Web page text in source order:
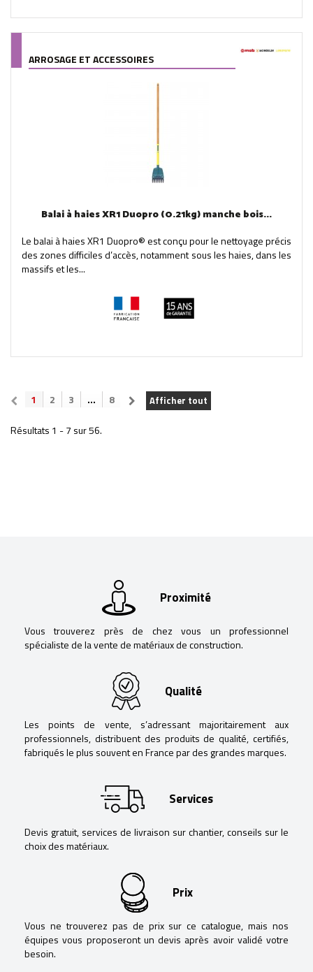
ARROSAGE ET ACCESSOIRES
Balai à haies XR1 Duopro (0.21kg) manche bois...
Le balai à haies XR1 Duopro® est conçu pour le nettoyage précis
des zones difficiles d’accès, notamment sous les haies, dans les
massifs et les...
Afficher tout
1 2 3 ... 8
Résultats 1 - 7 sur 56.
Proximité
Vous trouverez près de chez vous un professionnel
spécialiste de la vente de matériaux de construction.
Qualité
Les points de vente, s’adressant majoritairement aux
professionnels, distribuent des produits de qualité, certifiés,
fabriqués le plus souvent en France par des grandes marques.
Services
Devis gratuit, services de livraison sur chantier, conseils sur le
choix des matériaux.
Prix
Vous ne trouverez pas de prix sur ce catalogue, mais nos
équipes vous proposeront un devis après avoir validé votre
besoin.